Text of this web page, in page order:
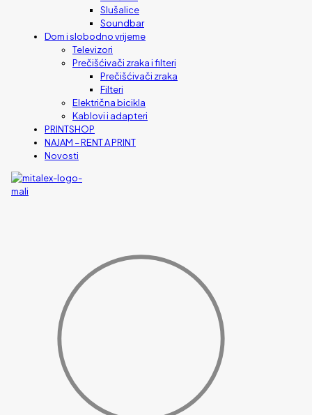
Slušalice
Soundbar
Dom i slobodno vrijeme
Televizori
Prečišćivači zraka i filteri
Prečišćivači zraka
Filteri
Električna bicikla
Kablovi i adapteri
PRINTSHOP
NAJAM – RENT A PRINT
Novosti